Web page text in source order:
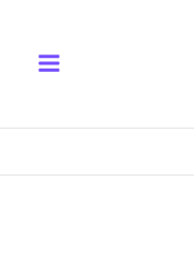
contenido
Menu